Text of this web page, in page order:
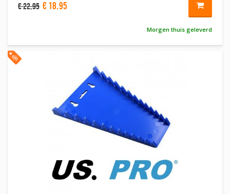
€22,95 € 18,95
Morgen thuis geleverd
%